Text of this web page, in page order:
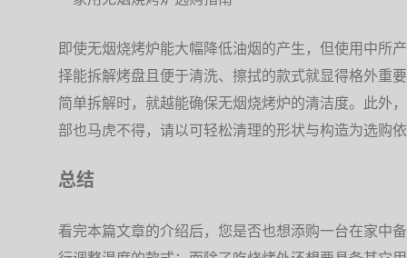
即使无烟烧烤炉能大幅降低油烟的产生，但使用中所
择能拆解烤盘且便于清洗、擦拭的款式就显得格外重
简单拆解时，就越能确保无烟烧烤炉的清洁度。此外
部也马虎不得，请以可轻松清理的形状与构造为选购
总结
看完本篇文章的介绍后，您是否也想添购一台在家中